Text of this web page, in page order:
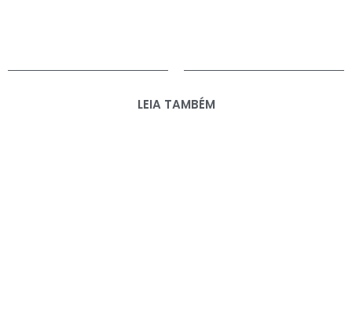
LEIA TAMBÉM